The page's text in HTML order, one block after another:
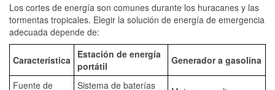
Los cortes de energía son comunes durante los huracanes y las
tormentas tropicales. Elegir la solución de energía de emergencia
adecuada depende de:
Característica
Estación de energía
portátil
Generador a gasolina
Fuente de Sistema de baterías